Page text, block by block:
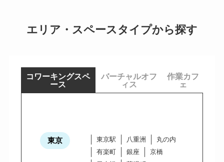
エリア・スペースタイプから探す
コワーキングスペ
ース
バーチャルオフ
ィス
作業カフ
ェ
東京 東京駅 八重洲
丸の内
有楽町
銀座
京橋